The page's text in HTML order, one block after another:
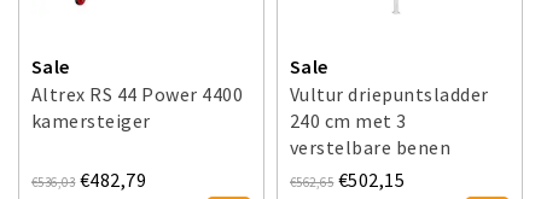
Sale
Altrex RS 44 Power 4400
kamersteiger
€536,03 €482,79
Sale
Vultur driepuntsladder
240 cm met 3
verstelbare benen
€562,65 €502,15